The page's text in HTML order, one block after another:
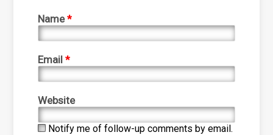
Name*
Email*
Website
Notify me of follow-up comments by email.